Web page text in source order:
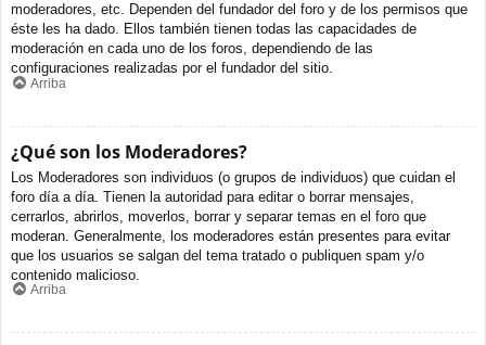
moderadores, etc. Dependen del fundador del foro y de los permisos que
éste les ha dado. Ellos también tienen todas las capacidades de
moderación en cada uno de los foros, dependiendo de las
configuraciones realizadas por el fundador del sitio.
Arriba
¿Qué son los Moderadores?
Los Moderadores son individuos (o grupos de individuos) que cuidan el
foro día a día. Tienen la autoridad para editar o borrar mensajes,
cerrarlos, abrirlos, moverlos, borrar y separar temas en el foro que
moderan. Generalmente, los moderadores están presentes para evitar
que los usuarios se salgan del tema tratado o publiquen spam y/o
contenido malicioso.
Arriba